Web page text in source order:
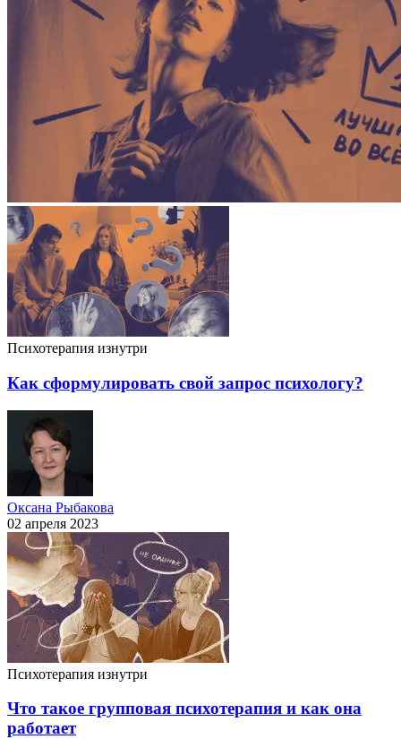
Психотерапия изнутри
Как сформулировать свой запрос психологу?
Оксана Рыбакова
02 апреля 2023
Психотерапия изнутри
Что такое групповая психотерапия и как она
работает